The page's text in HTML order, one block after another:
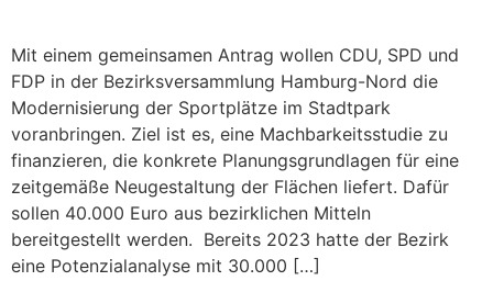
Mit einem gemeinsamen Antrag wollen CDU, SPD und
FDP in der Bezirksversammlung Hamburg-Nord die
Modernisierung der Sportplätze im Stadtpark
voranbringen. Ziel ist es, eine Machbarkeitsstudie zu
finanzieren, die konkrete Planungsgrundlagen für eine
zeitgemäße Neugestaltung der Flächen liefert. Dafür
sollen 40.000 Euro aus bezirklichen Mitteln
bereitgestellt werden. Bereits 2023 hatte der Bezirk
eine Potenzialanalyse mit 30.000 […]